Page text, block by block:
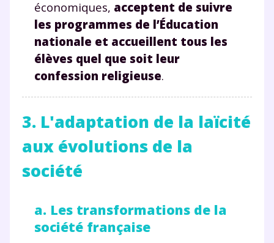
économiques, acceptent de suivre
les programmes de l’Éducation
nationale et accueillent tous les
élèves quel que soit leur
confession religieuse.
3. L'adaptation de la laïcité
aux évolutions de la
société
a. Les transformations de la
société française